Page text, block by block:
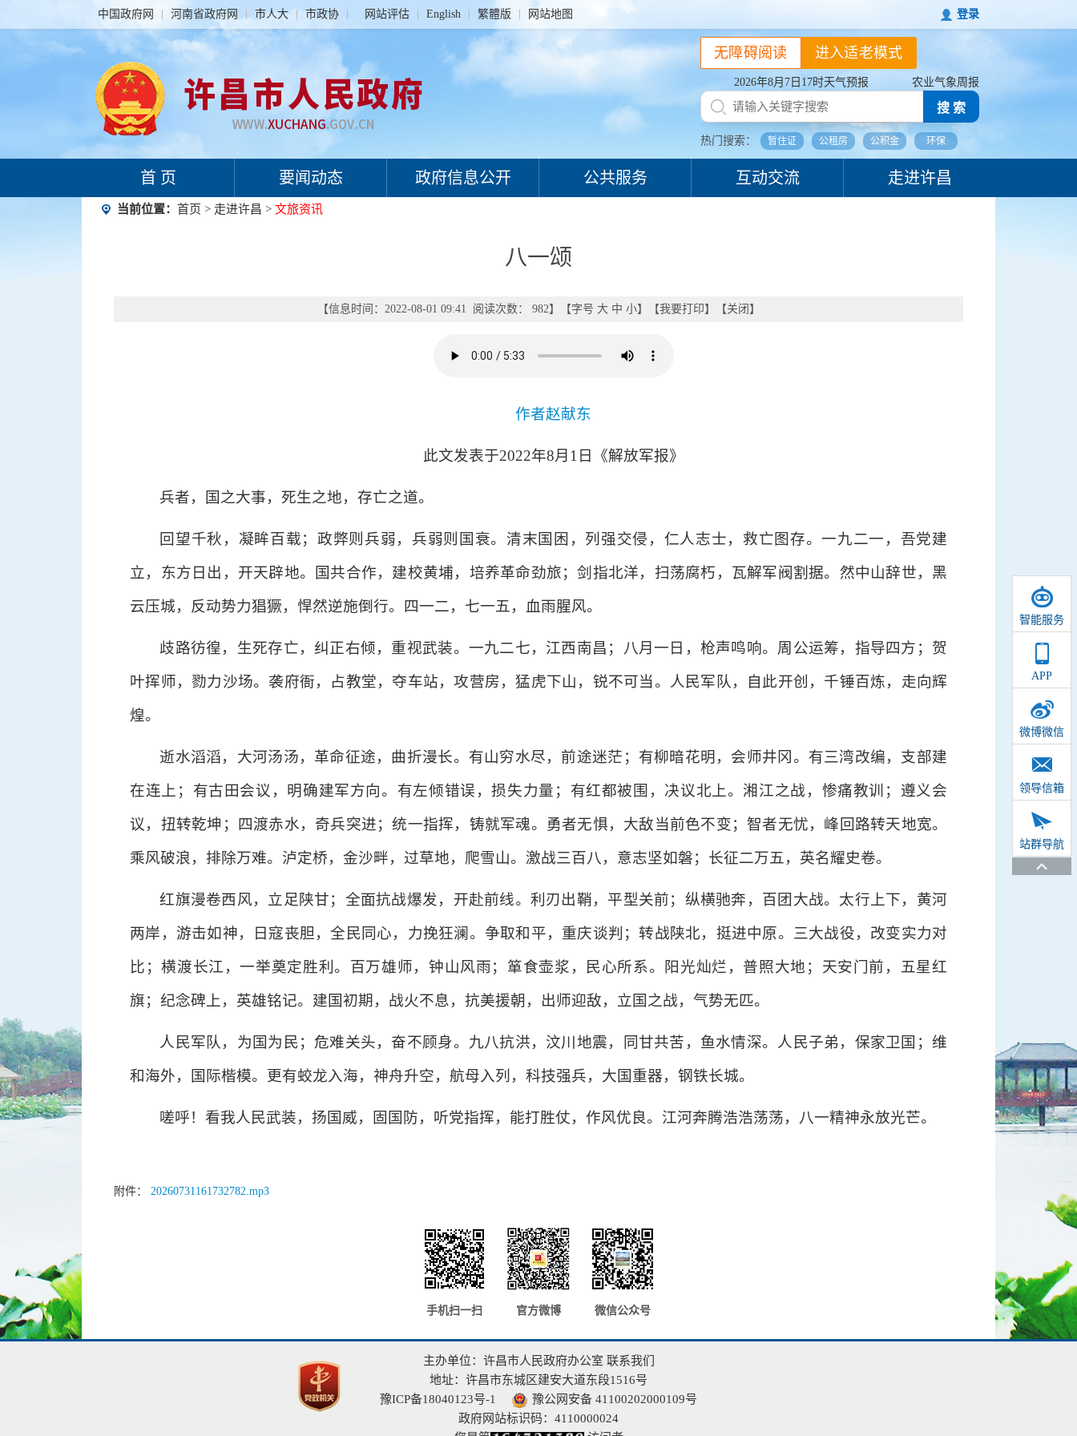
中国政府网 河南省政府网 市人大 市政协 网站评估 English 繁體版 网站地图 登录
2026年8月7日17时天气预报 农业气象周报
搜 索
热门搜索： 暂住证 公租房 公积金 环保
进入适老模式
无障碍阅读
首 页 要闻动态 政府信息公开 公共服务 互动交流 走进许昌
智能服务
APP
微博微信
领导信箱
站群导航
当前位置： 首页 > 走进许昌 > 文旅资讯
八一颂
【信息时间：2022-08-01 09:41 阅读次数： 982】【字号 大 中 小】【我要打印】【关闭 】
作者赵献东
此文发表于2022年8月1日《解放军报》
兵者，国之大事，死生之地，存亡之道。
回望千秋，凝眸百载；政弊则兵弱，兵弱则国衰。清末国困，列强交侵，仁人志士，救亡图存。一九二一，吾党建
立，东方日出，开天辟地。国共合作，建校黄埔，培养革命劲旅；剑指北洋，扫荡腐朽，瓦解军阀割据。然中山辞世，黑
云压城，反动势力猖獗，悍然逆施倒行。四一二，七一五，血雨腥风。
歧路彷徨，生死存亡，纠正右倾，重视武装。一九二七，江西南昌；八月一日，枪声鸣响。周公运筹，指导四方；贺
叶挥师，勠力沙场。袭府衙，占教堂，夺车站，攻营房，猛虎下山，锐不可当。人民军队，自此开创，千锤百炼，走向辉
煌。
逝水滔滔，大河汤汤，革命征途，曲折漫长。有山穷水尽，前途迷茫；有柳暗花明，会师井冈。有三湾改编，支部建
在连上；有古田会议，明确建军方向。有左倾错误，损失力量；有红都被围，决议北上。湘江之战，惨痛教训；遵义会
议，扭转乾坤；四渡赤水，奇兵突进；统一指挥，铸就军魂。勇者无惧，大敌当前色不变；智者无忧，峰回路转天地宽。
乘风破浪，排除万难。泸定桥，金沙畔，过草地，爬雪山。激战三百八，意志坚如磐；长征二万五，英名耀史卷。
红旗漫卷西风，立足陕甘；全面抗战爆发，开赴前线。利刃出鞘，平型关前；纵横驰奔，百团大战。太行上下，黄河
两岸，游击如神，日寇丧胆，全民同心，力挽狂澜。争取和平，重庆谈判；转战陕北，挺进中原。三大战役，改变实力对
比；横渡长江，一举奠定胜利。百万雄师，钟山风雨；箪食壶浆，民心所系。阳光灿烂，普照大地；天安门前，五星红
旗；纪念碑上，英雄铭记。建国初期，战火不息，抗美援朝，出师迎敌，立国之战，气势无匹。
人民军队，为国为民；危难关头，奋不顾身。九八抗洪，汶川地震，同甘共苦，鱼水情深。人民子弟，保家卫国；维
和海外，国际楷模。更有蛟龙入海，神舟升空，航母入列，科技强兵，大国重器，钢铁长城。
嗟呼！看我人民武装，扬国威，固国防，听党指挥，能打胜仗，作风优良。江河奔腾浩浩荡荡，八一精神永放光芒。
附件： 20260731161732782.mp3
手机扫一扫 官方微博 微信公众号
主办单位：许昌市人民政府办公室 联系我们
地址：许昌市东城区建安大道东段1516号
豫ICP备18040123号-1
豫公网安备 41100202000109号
政府网站标识码：4110000024